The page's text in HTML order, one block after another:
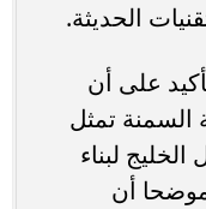
الحديثة.
على أن
السمنة تمثل
لبناء
أن